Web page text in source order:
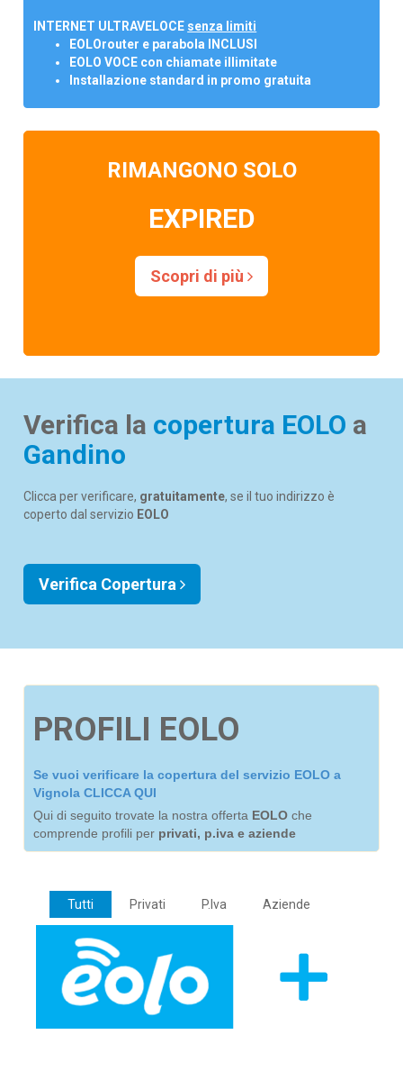
INTERNET ULTRAVELOCE senza limiti
EOLOrouter e parabola INCLUSI
EOLO VOCE con chiamate illimitate
Installazione standard in promo gratuita
RIMANGONO SOLO
EXPIRED
Scopri di più
Verifica la copertura EOLO a
Gandino
Clicca per verificare, gratuitamente, se il tuo indirizzo è
coperto dal servizio EOLO
Verifica Copertura
PROFILI EOLO
Se vuoi verificare la copertura del servizio EOLO a
Vignola CLICCA QUI
Qui di seguito trovate la nostra offerta EOLO che
comprende profili per privati, p.iva e aziende
Tutti Privati P.Iva Aziende